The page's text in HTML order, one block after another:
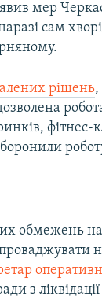
мер
сам
рішень,
фітнес-
обмежень
з